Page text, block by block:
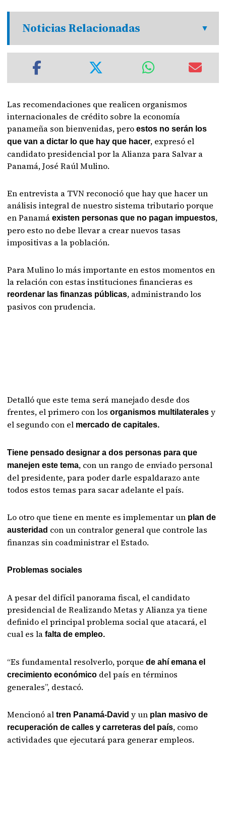
Noticias Relacionadas
Las recomendaciones que realicen organismos
internacionales de crédito sobre la economía
panameña son bienvenidas, pero estos no serán los
que van a dictar lo que hay que hacer, expresó el
candidato presidencial por la Alianza para Salvar a
Panamá, José Raúl Mulino.
En entrevista a TVN reconoció que hay que hacer un
análisis integral de nuestro sistema tributario porque
en Panamá existen personas que no pagan impuestos,
pero esto no debe llevar a crear nuevos tasas
impositivas a la población.
Para Mulino lo más importante en estos momentos en
la relación con estas instituciones financieras es
reordenar las finanzas públicas, administrando los
pasivos con prudencia.
Detalló que este tema será manejado desde dos
frentes, el primero con losorganismos multilaterales y
el segundo con el mercado de capitales.
Tiene pensado designar a dos personas para que
manejen este tema, con un rango de enviado personal
del presidente, para poder darle espaldarazo ante
todos estos temas para sacar adelante el país.
Lo otro que tiene en mente es implementar un plan de
austeridad con un contralor general que controle las
finanzas sin coadministrar el Estado.
Problemas sociales
A pesar del difícil panorama fiscal, el candidato
presidencial de Realizando Metas y Alianza ya tiene
definido el principal problema social que atacará, el
cual es la falta de empleo.
“Es fundamental resolverlo, porquede ahí emana el
crecimiento económico del país en términos
generales”, destacó.
Mencionó al tren Panamá-Davidy un plan masivo de
recuperación de calles y carreteras del país, como
actividades que ejecutará para generar empleos.